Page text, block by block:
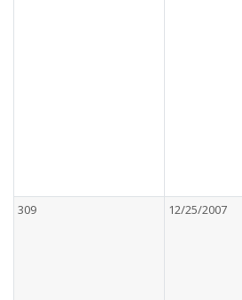
309 12/25/2007